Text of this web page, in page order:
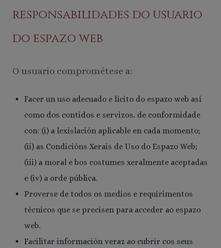
responsabilidades do usuario
do espazo web
O usuario comprométese a:
Facer un uso adecuado e lícito do espazo web así
como dos contidos e servizos, de conformidade
con: (i) a lexislación aplicable en cada momento;
(ii) as Condicións Xerais de Uso do Espazo Web;
(iii) a moral e bos costumes xeralmente aceptadas
e (iv) a orde pública.
Proverse de todos os medios e requirimentos
técnicos que se precisen para acceder ao espazo
web.
Facilitar información veraz ao cubrir cos seus